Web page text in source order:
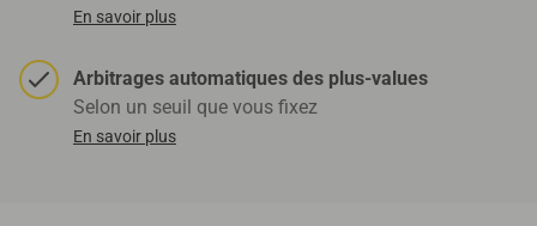
En savoir plus
Arbitrages automatiques des plus-values
Selon un seuil que vous fixez
En savoir plus